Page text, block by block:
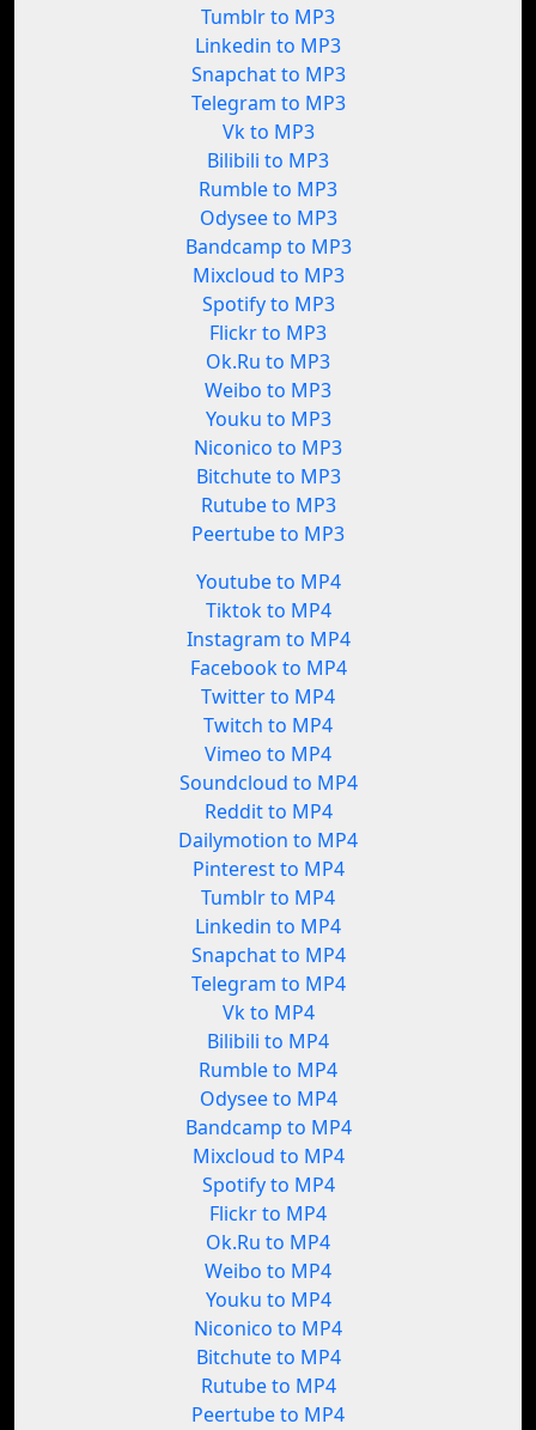
Tumblr to MP3
Linkedin to MP3
Snapchat to MP3
Telegram to MP3
Vk to MP3
Bilibili to MP3
Rumble to MP3
Odysee to MP3
Bandcamp to MP3
Mixcloud to MP3
Spotify to MP3
Flickr to MP3
Ok.Ru to MP3
Weibo to MP3
Youku to MP3
Niconico to MP3
Bitchute to MP3
Rutube to MP3
Peertube to MP3
Youtube to MP4
Tiktok to MP4
Instagram to MP4
Facebook to MP4
Twitter to MP4
Twitch to MP4
Vimeo to MP4
Soundcloud to MP4
Reddit to MP4
Dailymotion to MP4
Pinterest to MP4
Tumblr to MP4
Linkedin to MP4
Snapchat to MP4
Telegram to MP4
Vk to MP4
Bilibili to MP4
Rumble to MP4
Odysee to MP4
Bandcamp to MP4
Mixcloud to MP4
Spotify to MP4
Flickr to MP4
Ok.Ru to MP4
Weibo to MP4
Youku to MP4
Niconico to MP4
Bitchute to MP4
Rutube to MP4
Peertube to MP4